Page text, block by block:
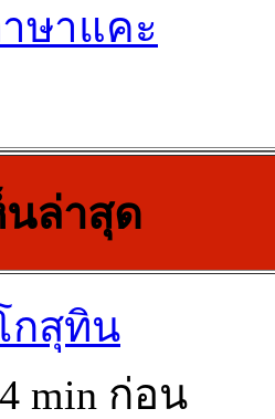
ษาแคะ
ล่าสุด
สุทิน
min ก่อน